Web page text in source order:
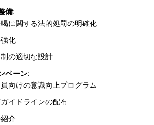
備:
に関する法的処罰の明確化
化
の適切な設計
ペーン:
向けの意識向上プログラム
イドラインの配布
介